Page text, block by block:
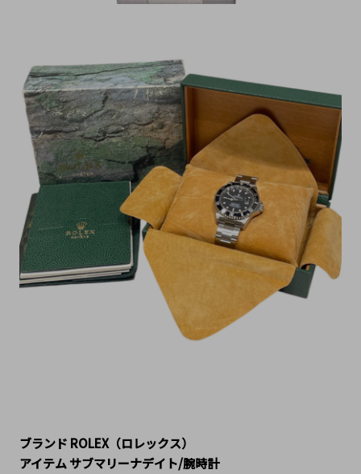
ブランド ROLEX（ロレックス）
アイテム サブマリーナデイト/腕時計